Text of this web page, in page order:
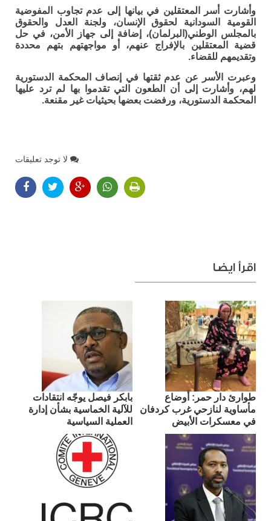
وأشارت أسر المعتقلين في بيانها إلى عدم تجاوب المفوضية
القومية السودانية لحقوق الإنسان، ولجنة العدل والحقوق
بالمجلس الوطني(البرلمان)، إضافة إلى جهاز الأمن، في حل
قضية المعتقلين بالإفراج عنهم، أو مواجهتهم بتهم محددة
وتقديمهم للقضاء.
وعبرت الأسر عن عدم ثقتها في إنصاف المحكمة الدستورية
لهم، وأشارت إلى أن الطعون التي تقدموا بها لم ترد عليها
المحكمة الدستورية، ورفضت بعضها بحيثيات غير مقنعة.
لا توجد تعليقات
اقرأ ايضا
طوارئ دار حمر: أوضاع
مأساوية لنازحي غرب كردفان
في معسكرات الأبيض
بابكر فيصل يوجّه انتقادات
للآلية الخماسية بشأن إدارة
العملية السياسية